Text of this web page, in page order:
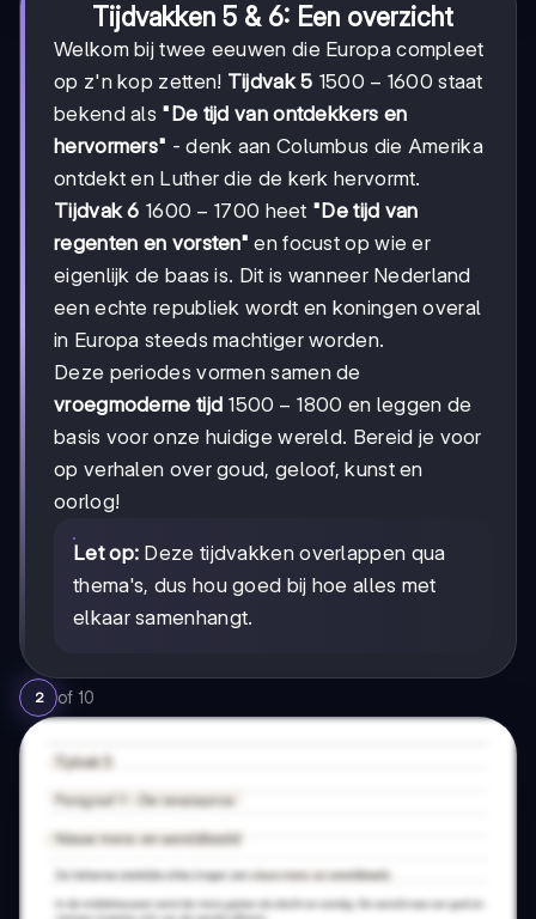
Tijdvakken 5 & 6: Een overzicht
Welkom bij twee eeuwen die Europa compleet
op z'n kop zetten! Tijdvak 5 1500-
1600
1500 − 1600 staat
bekend als "De tijd van ontdekkers en
hervormers" - denk aan Columbus die Amerika
ontdekt en Luther die de kerk hervormt.
Tijdvak 6 1600-
1700
1600 − 1700 heet "De tijd van
regenten en vorsten" en focust op wie er
eigenlijk de baas is. Dit is wanneer Nederland
een echte republiek wordt en koningen overal
in Europa steeds machtiger worden.
Deze periodes vormen samen de
vroegmoderne tijd 1500-
1800
1500 − 1800 en leggen de
basis voor onze huidige wereld. Bereid je voor
op verhalen over goud, geloof, kunst en
oorlog!
Let op: Deze tijdvakken overlappen qua
thema's, dus hou goed bij hoe alles met
elkaar samenhangt.
2 of 10